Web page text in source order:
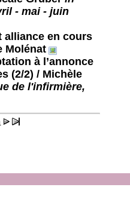
- mai - juin
alliance en cours
Molénat
à l’annonce
(2/2) / Michèle
de l'infirmière,